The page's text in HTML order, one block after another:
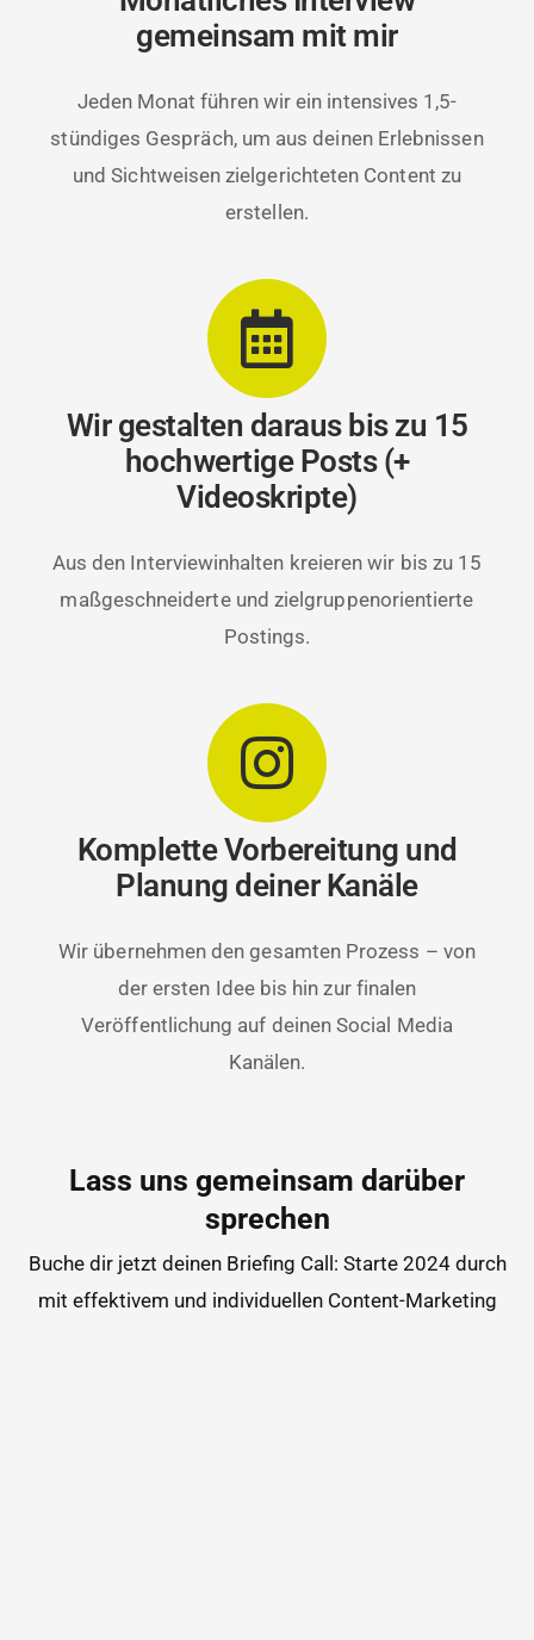
gemeinsam mit mir
Jeden Monat führen wir ein intensives 1,5-
stündiges Gespräch, um aus deinen Erlebnissen
und Sichtweisen zielgerichteten Content zu
erstellen.
Wir gestalten daraus bis zu 15
hochwertige Posts (+
Videoskripte)
Aus den Interviewinhalten kreieren wir bis zu 15
maßgeschneiderte und zielgruppenorientierte
Postings.
Komplette Vorbereitung und
Planung deiner Kanäle
Wir übernehmen den gesamten Prozess – von
der ersten Idee bis hin zur finalen
Veröffentlichung auf deinen Social Media
Kanälen.
Lass uns gemeinsam darüber
sprechen
Buche dir jetzt deinen Briefing Call: Starte 2024 durch
mit effektivem und individuellen Content-Marketing